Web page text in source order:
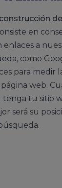
en
a
como
para medir
web.
tenga tu sitio
será su